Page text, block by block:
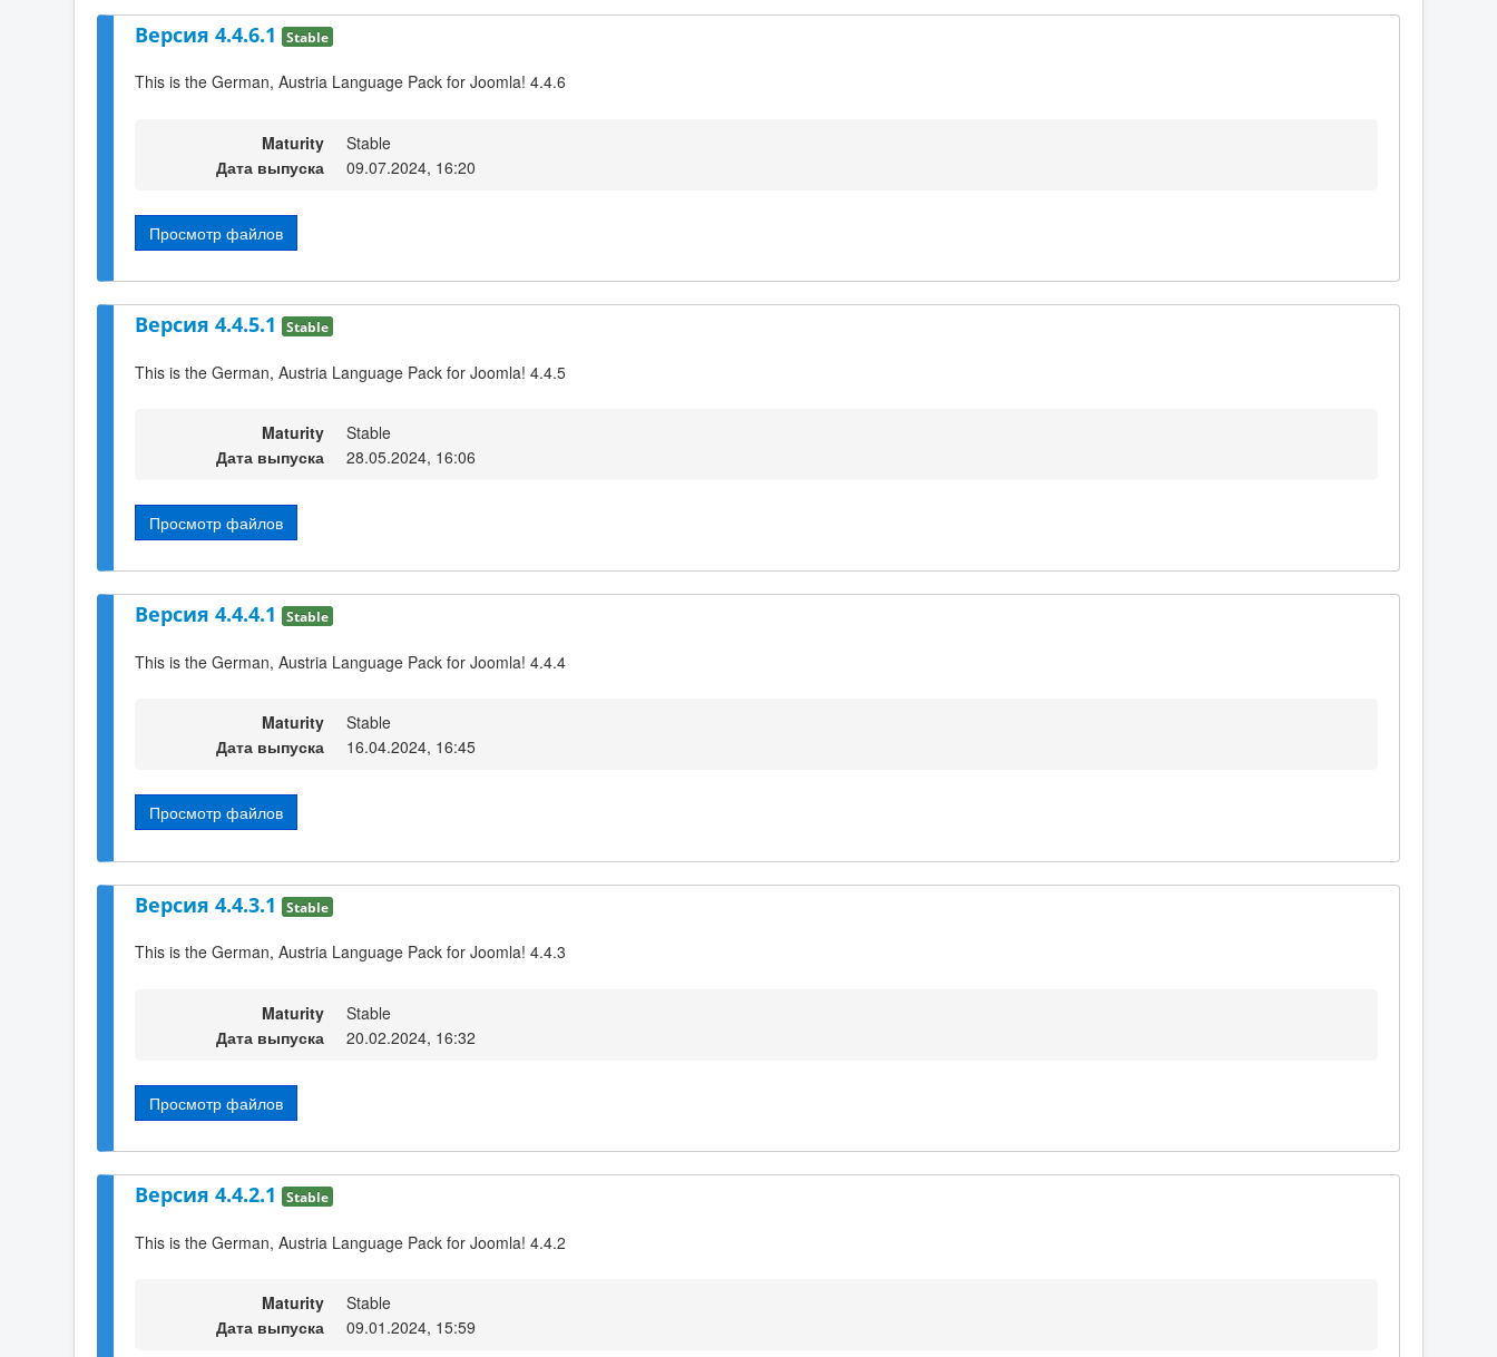
Версия 4.4.6.1 Stable
This is the German, Austria Language Pack for Joomla! 4.4.6
Maturity
Stable
Дата выпуска
09.07.2024, 16:20
Просмотр файлов
Версия 4.4.5.1 Stable
This is the German, Austria Language Pack for Joomla! 4.4.5
Maturity
Stable
Дата выпуска
28.05.2024, 16:06
Просмотр файлов
Версия 4.4.4.1 Stable
This is the German, Austria Language Pack for Joomla! 4.4.4
Maturity
Stable
Дата выпуска
16.04.2024, 16:45
Просмотр файлов
Версия 4.4.3.1 Stable
This is the German, Austria Language Pack for Joomla! 4.4.3
Maturity
Stable
Дата выпуска
20.02.2024, 16:32
Просмотр файлов
Версия 4.4.2.1 Stable
This is the German, Austria Language Pack for Joomla! 4.4.2
Maturity
Stable
Дата выпуска
09.01.2024, 15:59